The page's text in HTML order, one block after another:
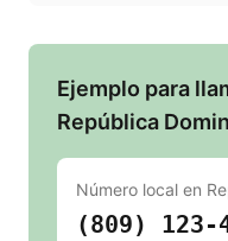
Ejemplo para
República
Número local en
(809) 123-